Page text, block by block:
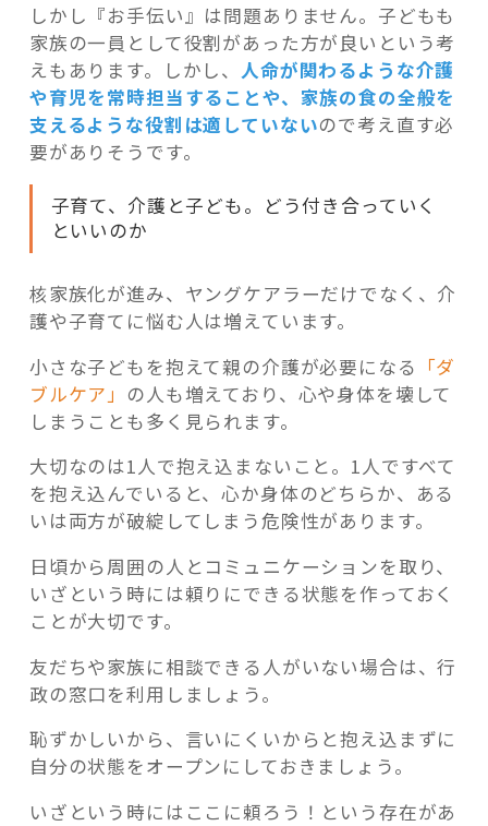
しかし『お手伝い』は問題ありません。子どもも
家族の一員として役割があった方が良いという考
えもあります。しかし、人命が関わるような介護
や育児を常時担当することや、家族の食の全般を
支えるような役割は適していないので考え直す必
要がありそうです。
子育て、介護と子ども。どう付き合っていく
といいのか
核家族化が進み、ヤングケアラーだけでなく、介
護や子育てに悩む人は増えています。
小さな子どもを抱えて親の介護が必要になる 「ダ
ブルケア」 の人も増えており、心や身体を壊して
しまうことも多く見られます。
大切なのは1人で抱え込まないこと。1人ですべて
を抱え込んでいると、心か身体のどちらか、ある
いは両方が破綻してしまう危険性があります。
日頃から周囲の人とコミュニケーションを取り、
いざという時には頼りにできる状態を作っておく
ことが大切です。
友だちや家族に相談できる人がいない場合は、行
政の窓口を利用しましょう。
恥ずかしいから、言いにくいからと抱え込まずに
自分の状態をオープンにしておきましょう。
いざという時にはここに頼ろう！という存在があ